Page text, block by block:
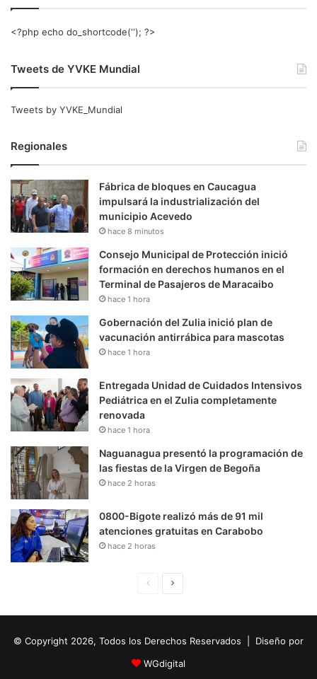
<?php echo do_shortcode(‘‘); ?>
Tweets de YVKE Mundial
Tweets by YVKE_Mundial
Regionales
Fábrica de bloques en Caucagua
impulsará la industrialización del
municipio Acevedo
hace 8 minutos
Consejo Municipal de Protección inició
formación en derechos humanos en el
Terminal de Pasajeros de Maracaibo
hace 1 hora
Gobernación del Zulia inició plan de
vacunación antirrábica para mascotas
hace 1 hora
Entregada Unidad de Cuidados Intensivos
Pediátrica en el Zulia completamente
renovada
hace 1 hora
Naguanagua presentó la programación de
las fiestas de la Virgen de Begoña
hace 2 horas
0800-Bigote realizó más de 91 mil
atenciones gratuitas en Carabobo
hace 2 horas
i
n
u
i
© Copyright 2026, Todos los Derechos Reservados | Diseño por
WGdigital